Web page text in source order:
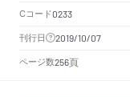
Cコード0233
刊行日 2019/10/07
ページ数256頁